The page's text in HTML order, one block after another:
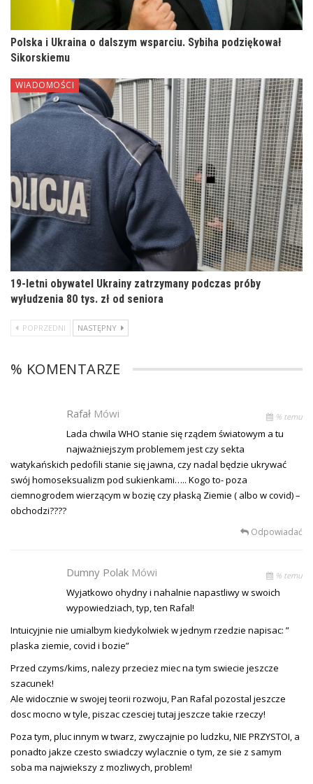
Polska i Ukraina o dalszym wsparciu. Sybiha podziękował
Sikorskiemu
WIADOMOŚCI
19-letni obywatel Ukrainy zatrzymany podczas próby
wyłudzenia 80 tys. zł od seniora
POPRZEDNI NASTĘPNY
% KOMENTARZE
Rafał Mówi % temu
Lada chwila WHO stanie się rządem światowym a tu
najważniejszym problemem jest czy sekta
watykańskich pedofili stanie się jawna, czy nadal będzie ukrywać
swój homoseksualizm pod sukienkami….. Kogo to- poza
ciemnogrodem wierzącym w bozię czy płaską Ziemie ( albo w covid) –
obchodzi????
Odpowiadać
Dumny Polak Mówi % temu
Wyjatkowo ohydny i nahalnie napastliwy w swoich
wypowiedziach, typ, ten Rafal!
Intuicyjnie nie umialbym kiedykolwiek w jednym rzedzie napisac: ”
plaska ziemie, covid i bozie”
Przed czyms/kims, nalezy przeciez miec na tym swiecie jeszcze
szacunek!
Ale widocznie w swojej teorii rozwoju, Pan Rafal pozostal jeszcze
dosc mocno w tyle, piszac czesciej tutaj jeszcze takie rzeczy!
Poza tym, pluc innym w twarz, zwyczajnie po ludzku, NIE PRZYSTOI, a
ponadto jakze czesto swiadczy wylacznie o tym, ze sie z samym
soba ma najwiekszy z mozliwych, problem!